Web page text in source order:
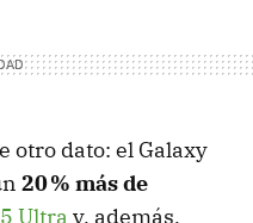
otro dato: el Galaxy
20 % más de
Ultra y, además,